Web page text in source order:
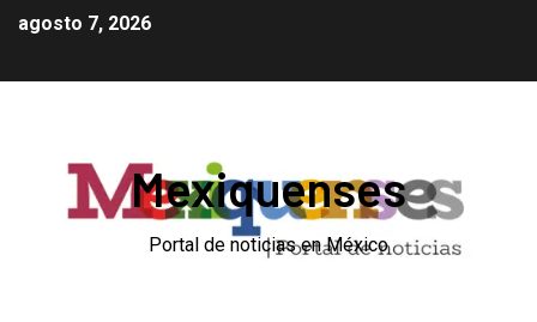
agosto 7, 2026
Mexiquenses
Portal de noticias en México